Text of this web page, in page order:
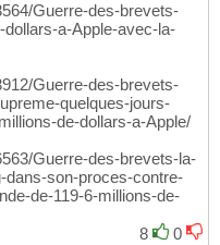
Guerre-des-brevets-
a-Apple-avec-la-
Guerre-des-brevets-
quelques-jours-
de-dollars-a-Apple/
Guerre-des-brevets-la-
dans-son-proces-contre-
de-119-6-millions-de-
8
0